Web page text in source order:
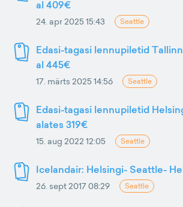
al 409€
24. apr 2025 15:43 Seattle
Edasi-tagasi lennupiletid
al 445€
17. märts 2025 14:56 Seattle
Edasi-tagasi lennupiletid
alates 319€
15. aug 2022 12:05 Seattle
Icelandair: Helsingi- Seattle-
26. sept 2017 08:29 Seattle